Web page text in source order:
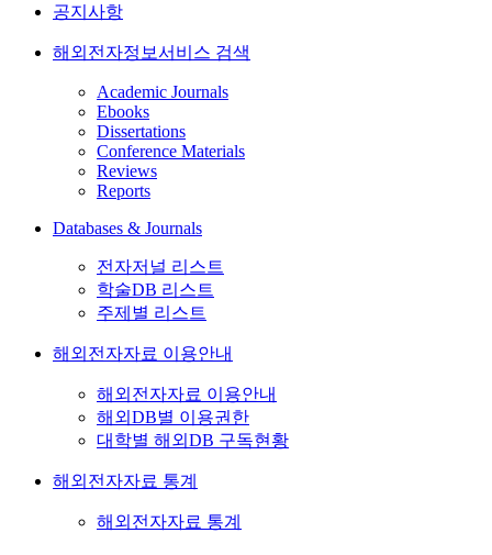
공지사항
해외전자정보서비스 검색
Academic Journals
Ebooks
Dissertations
Conference Materials
Reviews
Reports
Databases & Journals
전자저널 리스트
학술DB 리스트
주제별 리스트
해외전자자료 이용안내
해외전자자료 이용안내
해외DB별 이용권한
대학별 해외DB 구독현황
해외전자자료 통계
해외전자자료 통계